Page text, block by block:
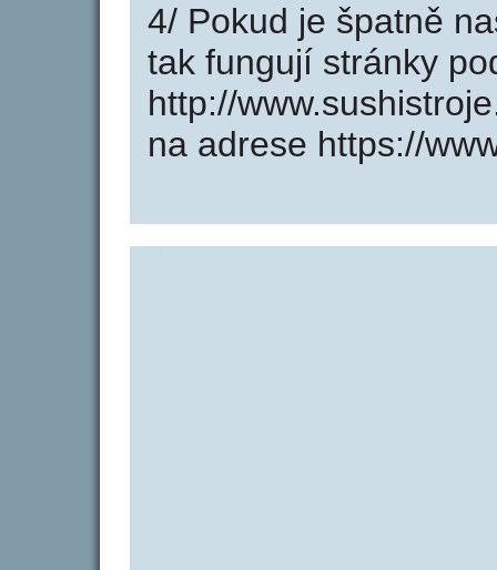
4/ Pokud je špatně
tak fungují stránky
http://
na adrese https://